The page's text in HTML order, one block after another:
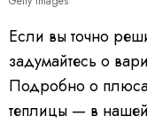
Если вы точно
задумайтесь о
Подробно о
теплицы — в нашей